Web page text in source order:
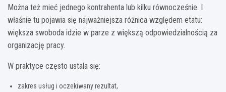
Można też mieć jednego kontrahenta lub kilku równocześnie. I
właśnie tu pojawia się najważniejsza różnica względem etatu:
większa swoboda idzie w parze z większą odpowiedzialnością za
organizację pracy.
W praktyce często ustala się:
zakres usług i oczekiwany rezultat,